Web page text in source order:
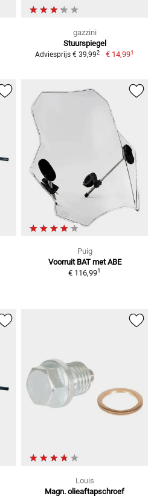
gazzini
Stuurspiegel
Adviesprijs € 39,992 € 14,991
Puig
Voorruit BAT met ABE
€ 116,991
Louis
Magn. olieaftapschroef